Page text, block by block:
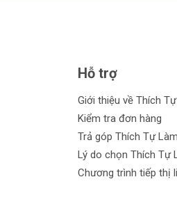
Hỗ trợ
Giới thiệu về Thích
Kiểm tra đơn hàng
Trả góp Thích Tự Làm
Lý do chọn Thích Tự
Chương trình tiếp thị